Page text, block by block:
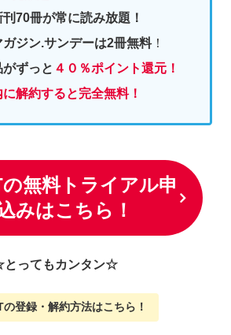
70冊が常に読み放題！
ジン.サンデーは2冊無料！
ずっと ４０％ポイント還元！
に解約すると完全無料！
無料トライアル申
みはこちら！
ってもカンタン☆
の登録・解約方法はこちら ！